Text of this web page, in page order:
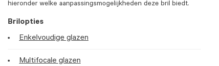
hieronder welke aanpassingsmogelijkheden deze bril biedt.
Brilopties
Enkelvoudige glazen
Multifocale glazen